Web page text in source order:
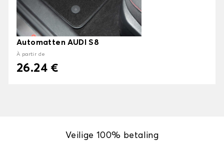
Automatten AUDI S8
À partir de
26.24 €
Veilige 100% betaling